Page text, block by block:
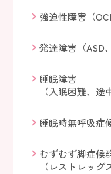
強迫性障害（
発達障害（ASD
睡眠障害
（入眠困難、途
睡眠時無呼吸症
むずむず脚症候
（レストレッグ